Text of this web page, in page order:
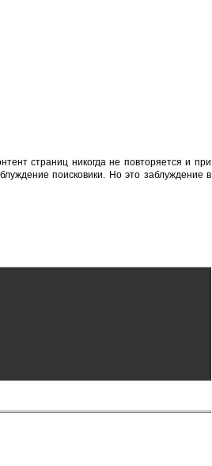
страниц никогда не повторяется и при
поисковики. Но это заблуждение в